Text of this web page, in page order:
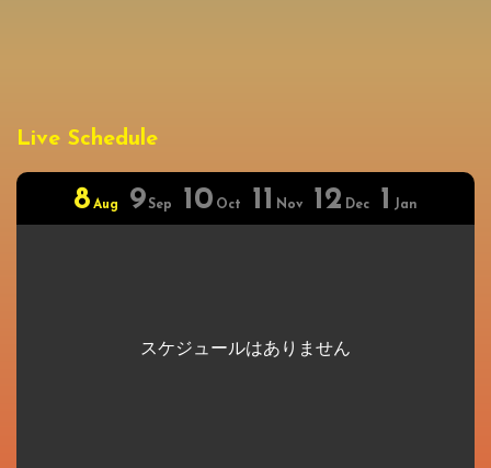
Live Schedule
8 Aug 9 Sep 10 Oct 11 Nov 12 Dec 1 Jan
スケジュールはありません